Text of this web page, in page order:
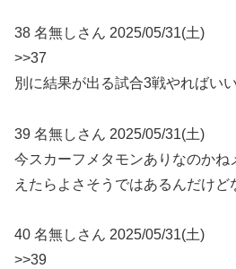
38 名無しさん 2025/05/31(土)
>>37
別に結果が出る試合3戦やればい
39 名無しさん 2025/05/31(土)
今スカーフメタモンありなのかね
えたらよさそうではあるんだけど
40 名無しさん 2025/05/31(土)
>>39